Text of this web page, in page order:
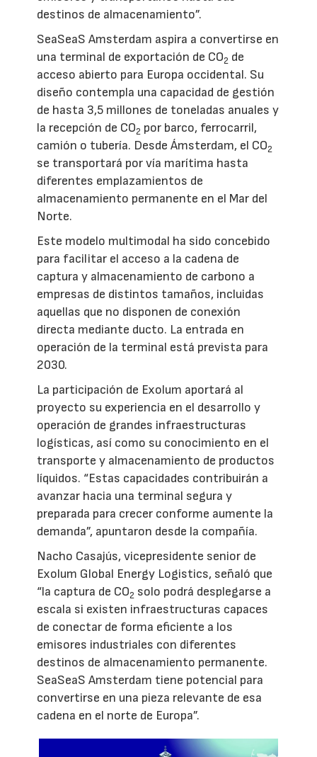
destinos de almacenamiento”.
SeaSeaS Amsterdam aspira a convertirse en
una terminal de exportación de CO2 de
acceso abierto para Europa occidental. Su
diseño contempla una capacidad de gestión
de hasta 3,5 millones de toneladas anuales y
la recepción de CO2 por barco, ferrocarril,
camión o tubería. Desde Ámsterdam, el CO2
se transportará por vía marítima hasta
diferentes emplazamientos de
almacenamiento permanente en el Mar del
Norte.
Este modelo multimodal ha sido concebido
para facilitar el acceso a la cadena de
captura y almacenamiento de carbono a
empresas de distintos tamaños, incluidas
aquellas que no disponen de conexión
directa mediante ducto. La entrada en
operación de la terminal está prevista para
2030.
La participación de Exolum aportará al
proyecto su experiencia en el desarrollo y
operación de grandes infraestructuras
logísticas, así como su conocimiento en el
transporte y almacenamiento de productos
líquidos. “Estas capacidades contribuirán a
avanzar hacia una terminal segura y
preparada para crecer conforme aumente la
demanda”, apuntaron desde la compañía.
Nacho Casajús, vicepresidente senior de
Exolum Global Energy Logistics, señaló que
“la captura de CO2 solo podrá desplegarse a
escala si existen infraestructuras capaces
de conectar de forma eficiente a los
emisores industriales con diferentes
destinos de almacenamiento permanente.
SeaSeaS Amsterdam tiene potencial para
convertirse en una pieza relevante de esa
cadena en el norte de Europa”.